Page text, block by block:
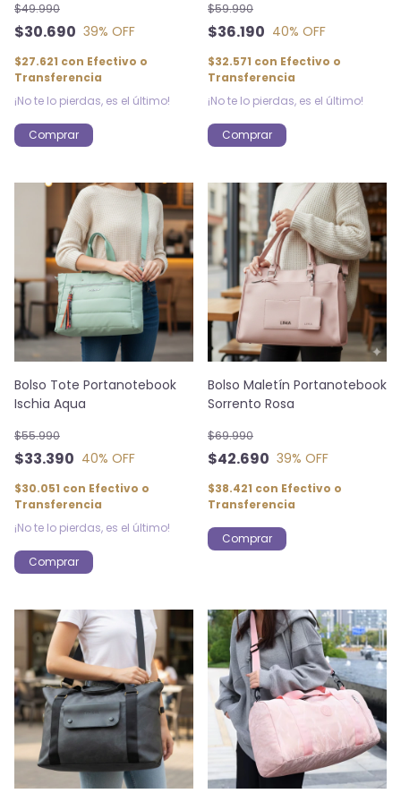
$30.690
$49.990
39% OFF
$27.621 con Efectivo o
Transferencia
¡No te lo pierdas, es el último!
$36.190
$59.990
40% OFF
$32.571 con Efectivo o
Transferencia
¡No te lo pierdas, es el último!
Bolso Tote Portanotebook
Ischia Aqua
$33.390
$55.990
40% OFF
$30.051 con Efectivo o
Transferencia
¡No te lo pierdas, es el último!
Bolso Maletín Portanotebook
Sorrento Rosa
$42.690
$69.990
39% OFF
$38.421 con Efectivo o
Transferencia